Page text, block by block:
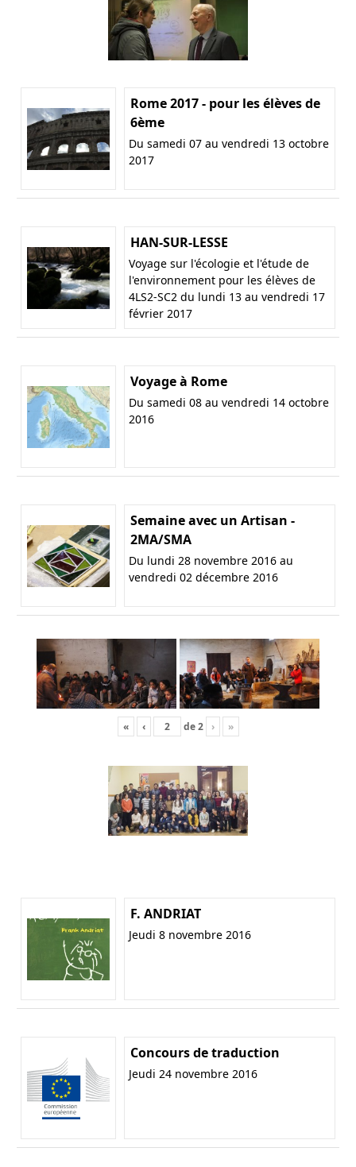
Rome 2017 - pour les élèves de
6ème
Du samedi 07 au vendredi 13 octobre
2017
HAN-SUR-LESSE
Voyage sur l'écologie et l'étude de
l'environnement pour les élèves de
4LS2-SC2 du lundi 13 au vendredi 17
février 2017
Voyage à Rome
Du samedi 08 au vendredi 14 octobre
2016
Semaine avec un Artisan -
2MA/SMA
Du lundi 28 novembre 2016 au
vendredi 02 décembre 2016
« ‹ de2 › »
F. ANDRIAT
Jeudi 8 novembre 2016
Concours de traduction
Jeudi 24 novembre 2016